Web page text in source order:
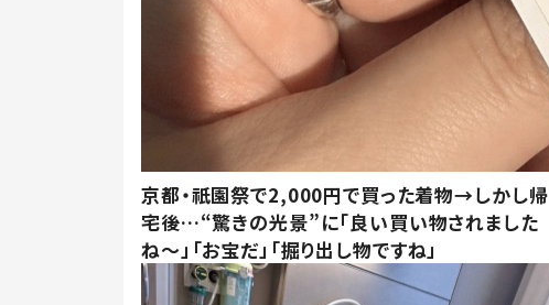
京都・祇園祭で2,000円で買った着物→しかし帰
宅後…“驚きの光景”に「良い買い物されました
ね～」「お宝だ」「掘り出し物ですね」